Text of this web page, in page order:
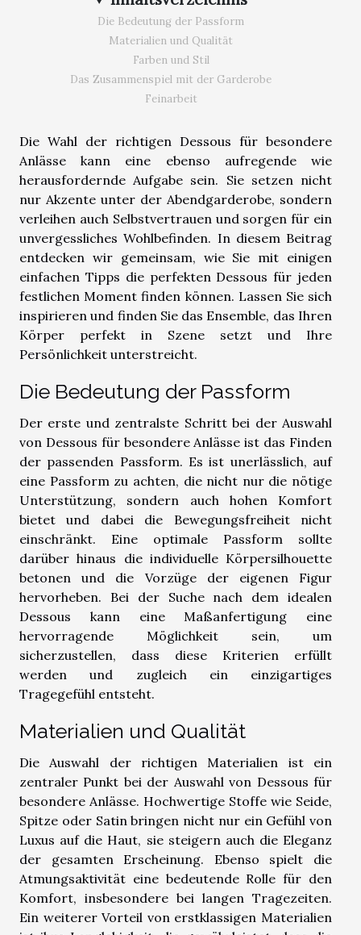
Die Bedeutung der Passform
Materialien und Qualität
Farben und Stil
Das Zusammenspiel mit der Garderobe
Feinarbeit
Die Wahl der richtigen Dessous für besondere
Anlässe kann eine ebenso aufregende wie
herausfordernde Aufgabe sein. Sie setzen nicht
nur Akzente unter der Abendgarderobe, sondern
verleihen auch Selbstvertrauen und sorgen für ein
unvergessliches Wohlbefinden. In diesem Beitrag
entdecken wir gemeinsam, wie Sie mit einigen
einfachen Tipps die perfekten Dessous für jeden
festlichen Moment finden können. Lassen Sie sich
inspirieren und finden Sie das Ensemble, das Ihren
Körper perfekt in Szene setzt und Ihre
Persönlichkeit unterstreicht.
Die Bedeutung der Passform
Der erste und zentralste Schritt bei der Auswahl
von Dessous für besondere Anlässe ist das Finden
der passenden Passform. Es ist unerlässlich, auf
eine Passform zu achten, die nicht nur die nötige
Unterstützung, sondern auch hohen Komfort
bietet und dabei die Bewegungsfreiheit nicht
einschränkt. Eine optimale Passform sollte
darüber hinaus die individuelle Körpersilhouette
betonen und die Vorzüge der eigenen Figur
hervorheben. Bei der Suche nach dem idealen
Dessous kann eine Maßanfertigung eine
hervorragende Möglichkeit sein, um
sicherzustellen, dass diese Kriterien erfüllt
werden und zugleich ein einzigartiges
Tragegefühl entsteht.
Materialien und Qualität
Die Auswahl der richtigen Materialien ist ein
zentraler Punkt bei der Auswahl von Dessous für
besondere Anlässe. Hochwertige Stoffe wie Seide,
Spitze oder Satin bringen nicht nur ein Gefühl von
Luxus auf die Haut, sie steigern auch die Eleganz
der gesamten Erscheinung. Ebenso spielt die
Atmungsaktivität eine bedeutende Rolle für den
Komfort, insbesondere bei langen Tragezeiten.
Ein weiterer Vorteil von erstklassigen Materialien